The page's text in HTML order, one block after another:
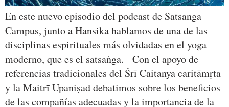
En este nuevo episodio del podcast de Satsanga
Campus, junto a Hansika hablamos de una de las
disciplinas espirituales más olvidadas en el yoga
moderno, que es el satsaṅga. Con el apoyo de
referencias tradicionales del Śrī Caitanya caritāmṛta
y la Maitrī Upaniṣad debatimos sobre los beneficios
de las compañías adecuadas y la importancia de la